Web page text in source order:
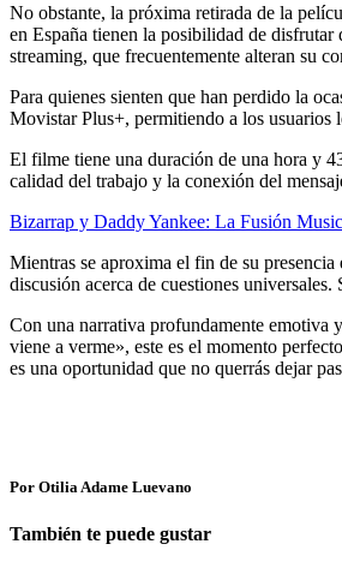
No obstante, la próxima retirada de la
en España tienen la posibilidad de disfrutar
streaming, que frecuentemente alteran su
Para quienes sienten que han perdido la
Movistar Plus+, permitiendo a los usuarios
El filme tiene una duración de una hora y
calidad del trabajo y la conexión del
Bizarrap y Daddy Yankee: La Fusión
Mientras se aproxima el fin de su
discusión acerca de cuestiones
Con una narrativa profundamente emotiva
viene a verme», este es el momento
es una oportunidad que no querrás dejar
Por Otilia Adame Luevano
También te puede gustar